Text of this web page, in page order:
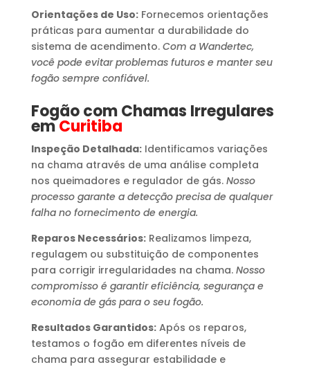
Orientações de Uso:Fornecemos orientações
práticas para aumentar a durabilidade do
sistema de acendimento. Com a Wandertec,
você pode evitar problemas futuros e manter seu
fogão sempre confiável.
Fogão com Chamas Irregulares
emCuritiba
Inspeção Detalhada:Identificamos variações
na chama através de uma análise completa
nos queimadores e regulador de gás. Nosso
processo garante a detecção precisa de qualquer
falha no fornecimento de energia.
Reparos Necessários:Realizamos limpeza,
regulagem ou substituição de componentes
para corrigir irregularidades na chama. Nosso
compromisso é garantir eficiência, segurança e
economia de gás para o seu fogão.
Resultados Garantidos:Após os reparos,
testamos o fogão em diferentes níveis de
chama para assegurar estabilidade e